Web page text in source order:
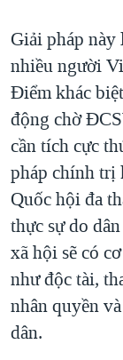
Giải pháp này
nhiều người
Điểm khác
động chờ
cần tích cực
pháp chính trị
Quốc hội đa
thực sự do
xã hội sẽ có
như độc tài,
nhân quyền
dân.